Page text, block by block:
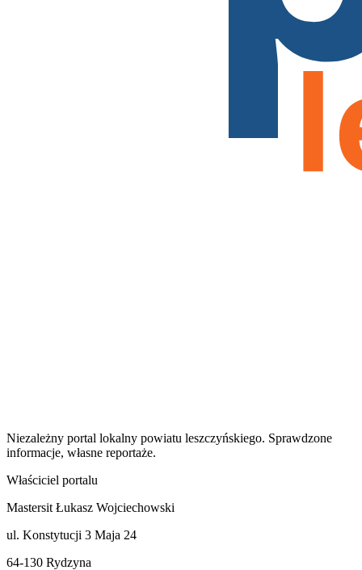
Niezależny portal lokalny powiatu leszczyńskiego. Sprawdzone
informacje, własne reportaże.
Właściciel portalu
Mastersit Łukasz Wojciechowski
ul. Konstytucji 3 Maja 24
64-130 Rydzyna